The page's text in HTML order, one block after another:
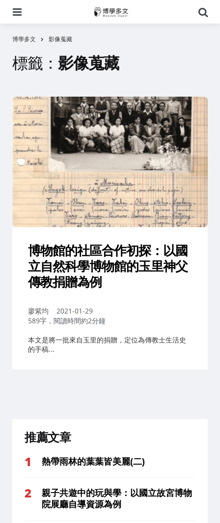
尋
博學多文 影像蒐藏
標籤： 影像蒐藏
博物館的社區合作初探：以國
立自然科學博物館的玉里神父
傳教捐贈為例
作
者：
廖紫均
2021-01-29
589字，閱讀時間約2分鐘
本文是將一批來自玉里的捐贈，定位為傳教士生活史
的手稿...
推薦文章
熱帶雨林的葉葉皆美麗(二)
親子共遊中的玩與學：以國立故宮博物
院展廳自導資源為例